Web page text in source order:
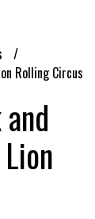
Rolling Circus